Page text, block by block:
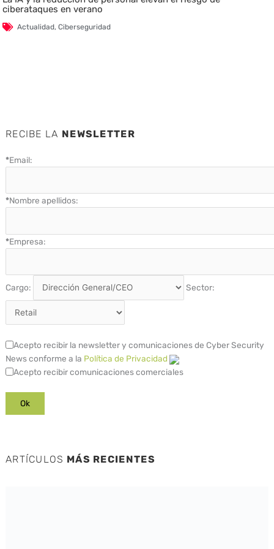
ciberataques en verano
Actualidad,Ciberseguridad
RECIBE LA NEWSLETTER
*Email:
*Nombre apellidos:
*Empresa:
Cargo: Sector:
Acepto recibir la newsletter y comunicaciones de Cyber Security
News conforme a la Política de Privacidad
Acepto recibir comunicaciones comerciales
ARTÍCULOS MÁS RECIENTES